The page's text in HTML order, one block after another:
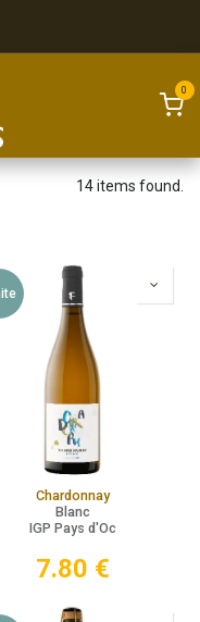
0
14 items found.
Chardonnay
Blanc
IGP Pays d'Oc
7.80 €